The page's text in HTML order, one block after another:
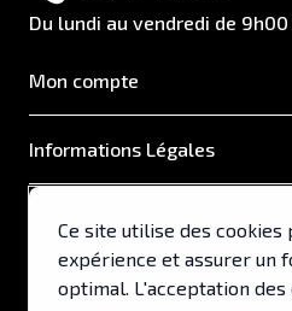
Du lundi au vendredi de 9h00
Mon compte
Informations Légales
Support & Services
Ce site utilise des
expérience et assurer un
optimal. L'acceptation des